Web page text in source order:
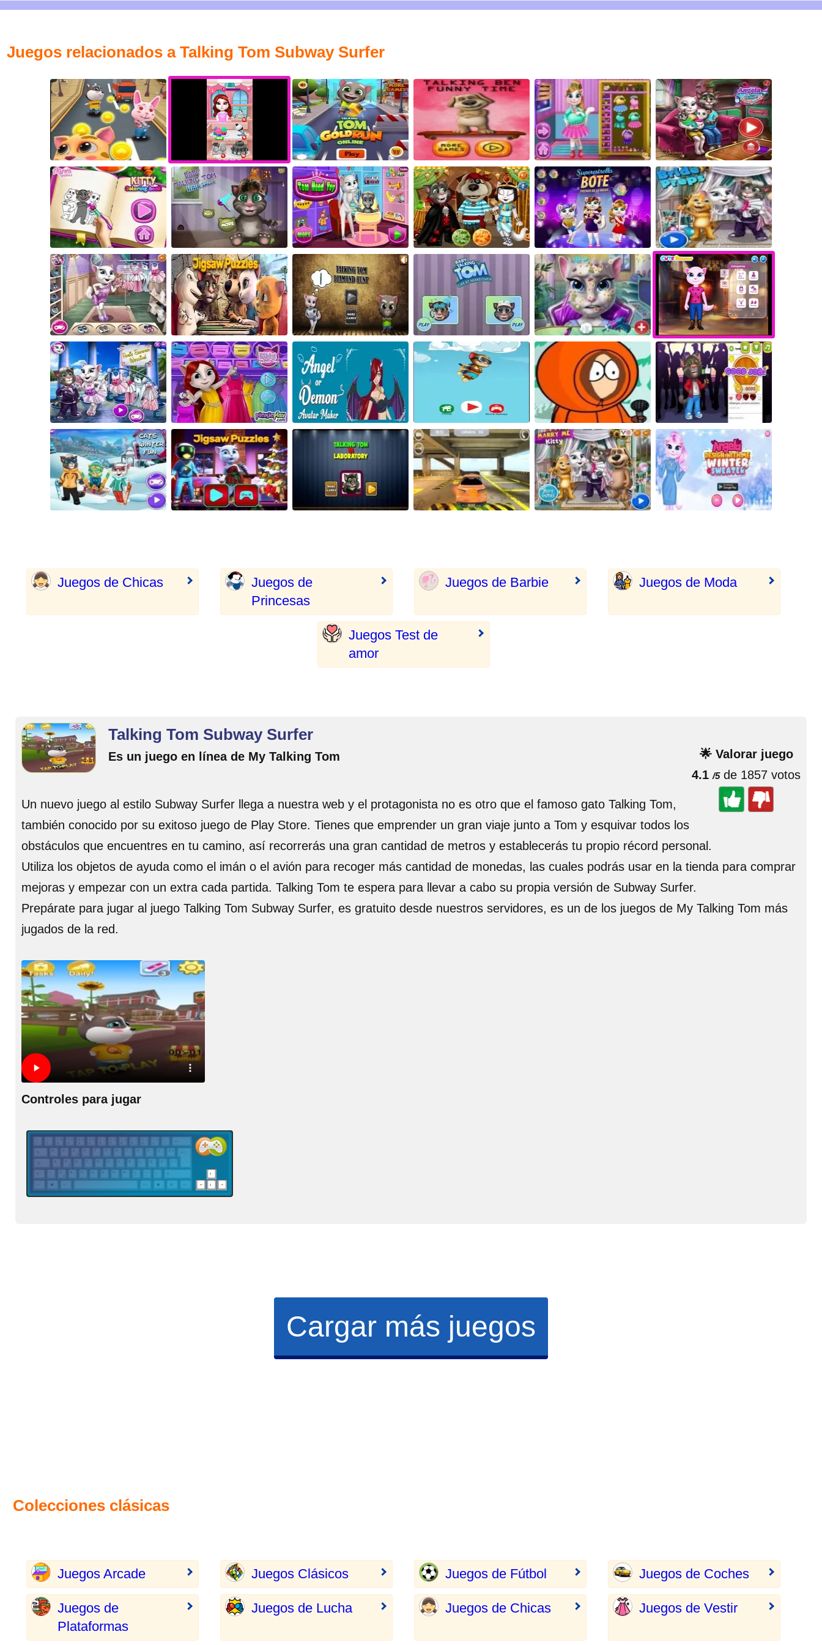
Juegos relacionados a Talking Tom Subway Surfer
Juegos de Chicas
Juegos de
Princesas
Juegos de Barbie Juegos de Moda
Juegos Test de
amor
🌟 Valorar juego
4.1 /5de 1857 votos
Talking Tom Subway Surfer
Es un juego en línea de My Talking Tom
Un nuevo juego al estilo Subway Surfer llega a nuestra web y el protagonista no es otro que el famoso gato Talking Tom,
también conocido por su exitoso juego de Play Store. Tienes que emprender un gran viaje junto a Tom y esquivar todos los
obstáculos que encuentres en tu camino, así recorrerás una gran cantidad de metros y establecerás tu propio récord personal.
Utiliza los objetos de ayuda como el imán o el avión para recoger más cantidad de monedas, las cuales podrás usar en la tienda para comprar
mejoras y empezar con un extra cada partida. Talking Tom te espera para llevar a cabo su propia versión de Subway Surfer.
Prepárate para jugar al juego Talking Tom Subway Surfer, es gratuito desde nuestros servidores, es un de los juegos de My Talking Tom más
jugados de la red.
Controles para jugar
Cargar más juegos
Colecciones clásicas
Juegos Arcade Juegos Clásicos Juegos de Fútbol Juegos de Coches
Juegos de
Plataformas
Juegos de Lucha Juegos de Chicas Juegos de Vestir